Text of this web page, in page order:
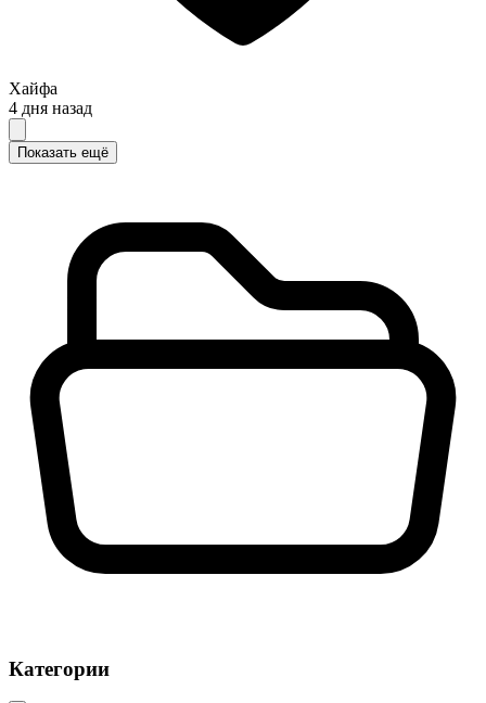
Хайфа
4 дня назад
Показать ещё
Категории